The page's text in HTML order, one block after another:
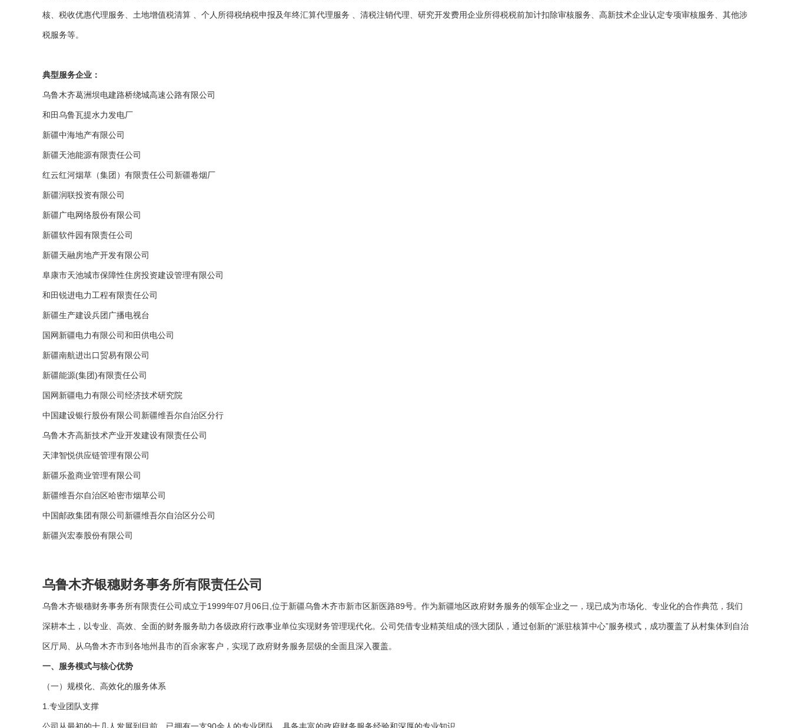
核、税收优惠代理服务、土地增值税清算 、个人所得税纳税申报及年终汇算代理服务 、清税注销代理、研究开发费用企业所得税税前加计扣除审核服务、高新技术企业认定专项审核服务、其他涉
税服务等。
典型服务企业：
乌鲁木齐葛洲坝电建路桥绕城高速公路有限公司
和田乌鲁瓦提水力发电厂
新疆中海地产有限公司
新疆天池能源有限责任公司
红云红河烟草（集团）有限责任公司新疆卷烟厂
新疆润联投资有限公司
新疆广电网络股份有限公司
新疆软件园有限责任公司
新疆天融房地产开发有限公司
阜康市天池城市保障性住房投资建设管理有限公司
和田锐进电力工程有限责任公司
新疆生产建设兵团广播电视台
国网新疆电力有限公司和田供电公司
新疆南航进出口贸易有限公司
新疆能源(集团)有限责任公司
国网新疆电力有限公司经济技术研究院
中国建设银行股份有限公司新疆维吾尔自治区分行
乌鲁木齐高新技术产业开发建设有限责任公司
天津智悦供应链管理有限公司
新疆乐盈商业管理有限公司
新疆维吾尔自治区哈密市烟草公司
中国邮政集团有限公司新疆维吾尔自治区分公司
新疆兴宏泰股份有限公司
乌鲁木齐银穗财务事务所有限责任公司
乌鲁木齐银穗财务事务所有限责任公司成立于1999年07月06日,位于新疆乌鲁木齐市新市区新医路89号。作为新疆地区政府财务服务的领军企业之一，现已成为市场化、专业化的合作典范，我们
深耕本土，以专业、高效、全面的财务服务助力各级政府行政事业单位实现财务管理现代化。公司凭借专业精英组成的强大团队，通过创新的“派驻核算中心”服务模式，成功覆盖了从村集体到自治
区厅局、从乌鲁木齐市到各地州县市的百余家客户，实现了政府财务服务层级的全面且深入覆盖。
一、服务模式与核心优势
（一）规模化、高效化的服务体系
1.专业团队支撑
公司从最初的十几人发展到目前，已拥有一支90余人的专业团队，具备丰富的政府财务服务经验和深厚的专业知识。